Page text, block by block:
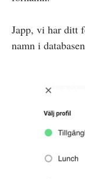
Japp, vi har ditt
namn i